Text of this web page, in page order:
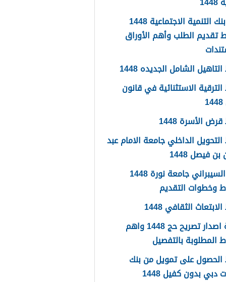
اعفاء بنك التنمية الاجتماعية 1448
تقديم الطلب وأهم الأوراق
الشامل الجديده 1448
الاستثنائية في قانون
الأسرة 1448
الداخلي جامعة الامام عبد
فيصل 1448
الامن السيبراني جامعة نورة 1448
وخطوات التقديم
الثقافي 1448
طريقة اصدار تصريح حج 1448 واهم
المطلوبة بالتفصيل
على تمويل من بنك
دبي بدون كفيل 1448